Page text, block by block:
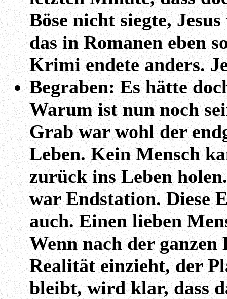
Böse nicht siegte,
das in Romanen eben
Krimi endete anders.
Begraben: Es hätte
Warum ist nun noch
Grab war wohl der
Leben. Kein Mensch
zurück ins Leben
war Endstation. Diese
auch. Einen lieben
Wenn nach der
Realität einzieht, der
bleibt, wird klar, dass